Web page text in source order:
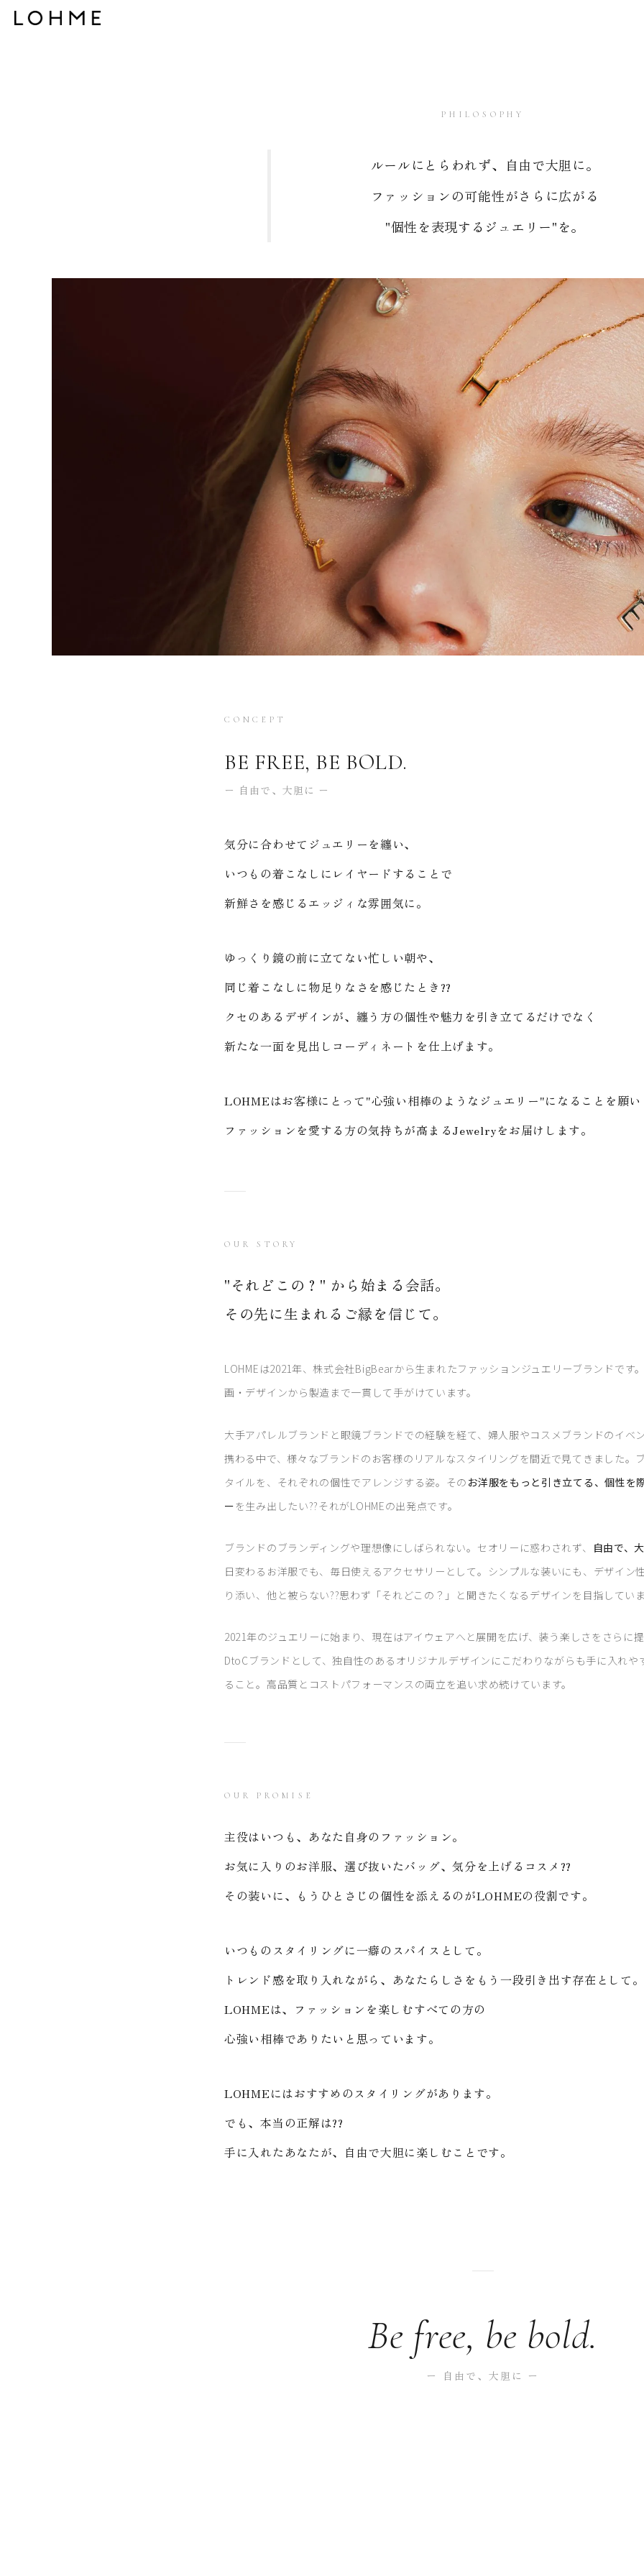
PHILOSOPHY
ルールにとらわれず、自由で大胆に。
ファッションの可能性がさらに広がる
"個性を表現するジュエリー"を。
CONCEPT
BE FREE, BE BOLD.
ー 自由で、大胆に ー
気分に合わせてジュエリーを纏い、
いつもの着こなしにレイヤードすることで
新鮮さを感じるエッジィな雰囲気に。
ゆっくり鏡の前に立てない忙しい朝や、
同じ着こなしに物足りなさを感じたとき??
クセのあるデザインが、纏う方の個性や魅力を引き立てるだけでなく
新たな一面を見出しコーディネートを仕上げます。
LOHMEはお客様にとって"心強い相棒のようなジュエリー"になることを願い
ファッションを愛する方の気持ちが高まるJewelryをお届けします。
OUR STORY
"それどこの？" から始まる会話。
その先に生まれるご縁を信じて。
LOHMEは2021年、株式会社BigBearから生まれたファッションジュエリーブランドです
画・デザインから製造まで一貫して手がけています。
大手アパレルブランドと眼鏡ブランドでの経験を経て、婦人服やコスメブランドのイベ
携わる中で、様々なブランドのお客様のリアルなスタイリングを間近で見てきました。
タイルを、それぞれの個性でアレンジする姿。その お洋服をもっと引き立てる、個性を
ーを生み出したい??それがLOHMEの出発点です。
ブランドのブランディングや理想像にしばられない。セオリーに惑わされず、 自由で、
日変わるお洋服でも、毎日使えるアクセサリーとして。シンプルな装いにも、デザイン
り添い、他と被らない??思わず「それどこの？」と聞きたくなるデザインを目指していま
2021年のジュエリーに始まり、現在はアイウェアへと展開を広げ、装う楽しさをさらに提
DtoCブランドとして、独自性のあるオリジナルデザインにこだわりながらも手に入れや
ること。高品質とコストパフォーマンスの両立を追い求め続けています。
OUR PROMISE
主役はいつも、あなた自身のファッション。
お気に入りのお洋服、選び抜いたバッグ、気分を上げるコスメ??
その装いに、もうひとさじの個性を添えるのがLOHMEの役割です。
いつものスタイリングに一癖のスパイスとして。
トレンド感を取り入れながら、あなたらしさをもう一段引き出す存在として。
LOHMEは、ファッションを楽しむすべての方の
心強い相棒でありたいと思っています。
LOHMEにはおすすめのスタイリングがあります。
でも、本当の正解は??
手に入れたあなたが、自由で大胆に楽しむことです。
Be free, be bold.
ー 自由で、大胆に ー